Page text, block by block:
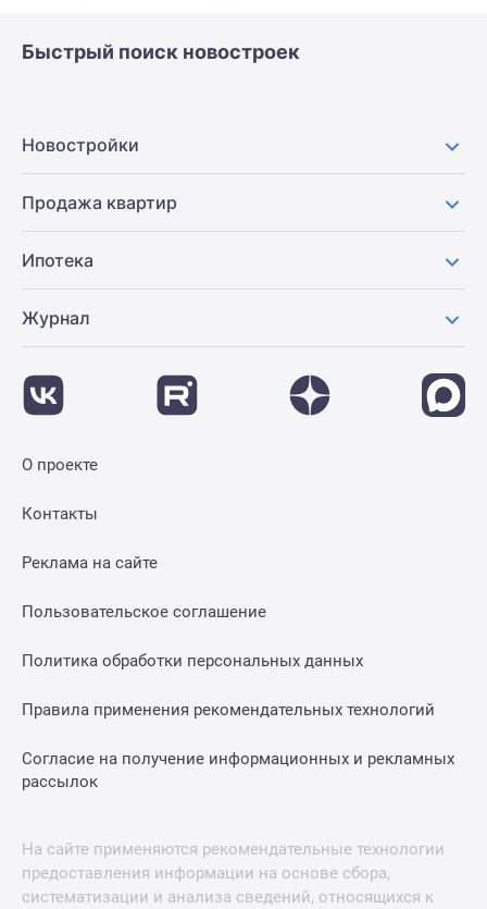
Быстрый поиск новостроек
Новостройки
Продажа квартир
Ипотека
Журнал
О проекте
Контакты
Реклама на сайте
Пользовательское соглашение
Политика обработки персональных данных
Правила применения рекомендательных технологий
Согласие на получение информационных и рекламных
рассылок
На сайте применяются рекомендательные технологии
предоставления информации на основе сбора,
систематизации и анализа сведений, относящихся к